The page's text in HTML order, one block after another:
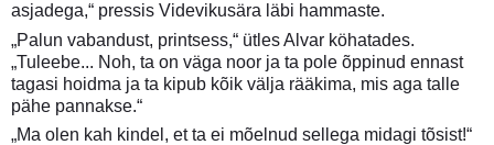
asjadega,“ pressis Videvikusära läbi hammaste.
„Palun vabandust, printsess,“ ütles Alvar köhatades.
„Tuleebe... Noh, ta on väga noor ja ta pole õppinud ennast
tagasi hoidma ja ta kipub kõik välja rääkima, mis aga talle
pähe pannakse.“
„Ma olen kah kindel, et ta ei mõelnud sellega midagi tõsist!“